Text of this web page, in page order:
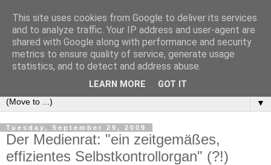
e-comm
Blog zum österreichischen und europäischen Recht der
elektronischen Kommunikationsnetze und -dienste
▼
Tuesday, September 29, 2009
Der Medienrat: "ein zeitgemäßes,
effizientes Selbstkontrollorgan" (?!)
This site uses cookies from Google to deliver its services
and to analyze traffic. Your IP address and user-agent are
shared with Google along with performance and security
metrics to ensure quality of service, generate usage
statistics, and to detect and address abuse.
LEARN MORE GOT IT